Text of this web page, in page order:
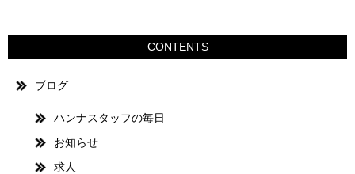
CONTENTS
ブログ
ハンナスタッフの毎日
お知らせ
求人